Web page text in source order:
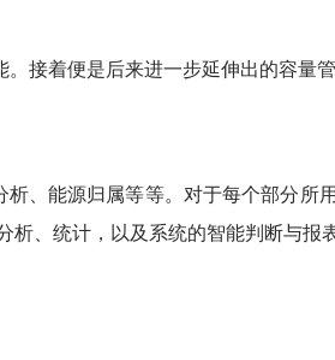
接着便是后来进一步延伸出的容量管
、能源归属等等。对于每个部分所
、统计，以及系统的智能判断与报